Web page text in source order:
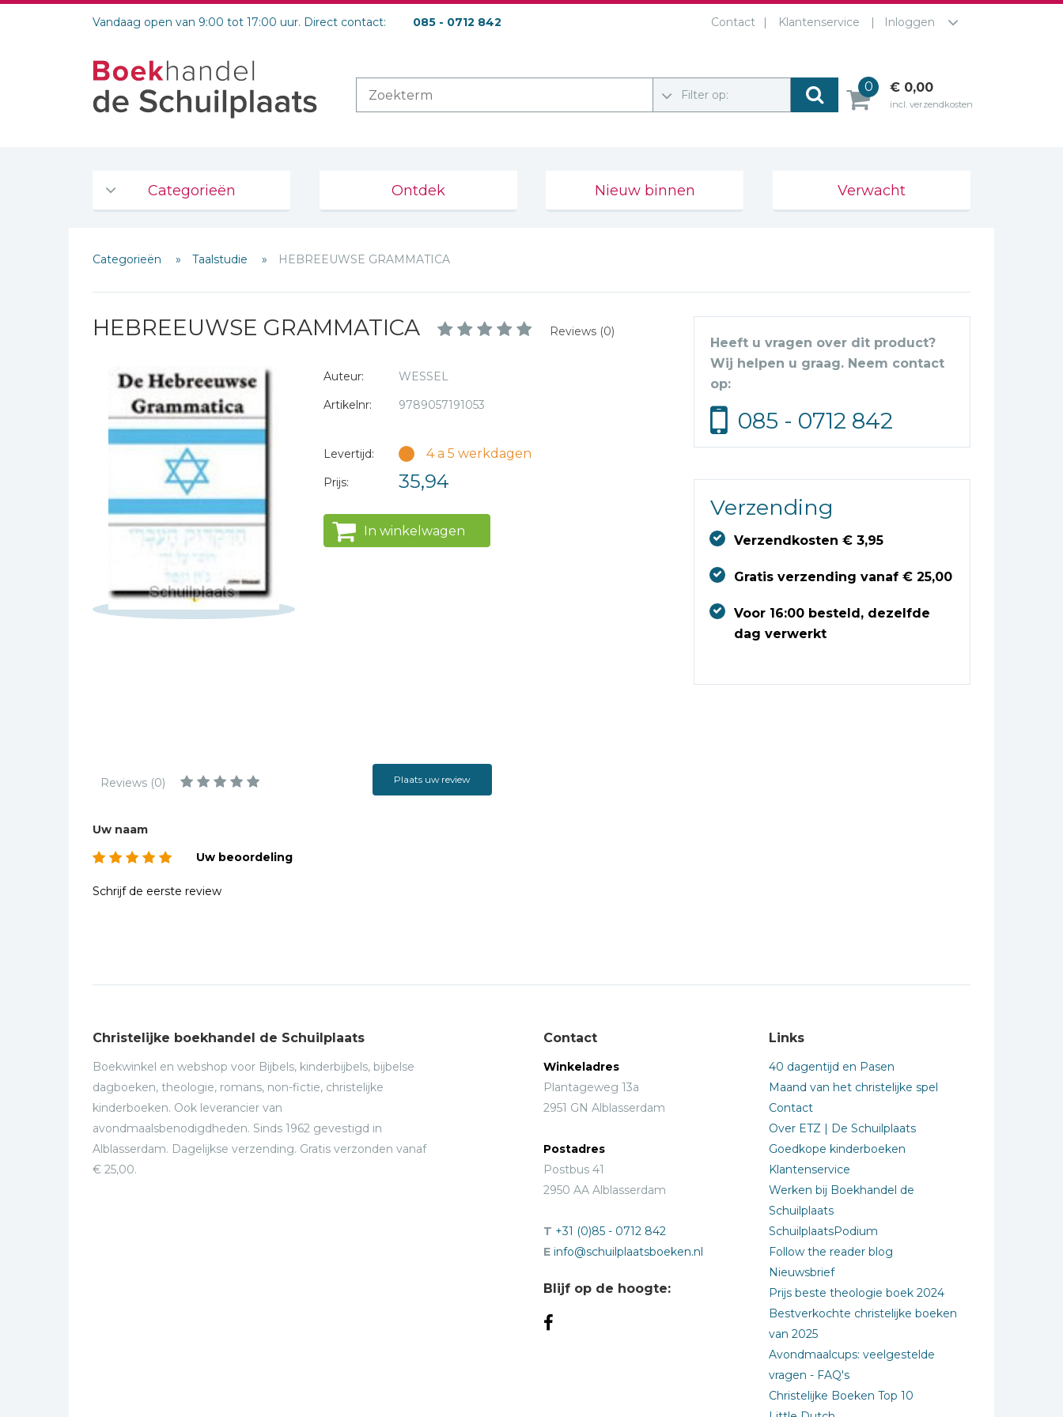
Vandaag open van 9:00 tot 17:00 uur. Direct contact: 085 - 0712 842 Contact Klantenservice Inloggen
Filter op:
0 € 0,00
incl. verzendkosten
Categorieën
De Bijbel
Bijbelse Dagboeken 2026
Bijbelstudie groepen
Languages
Bijbelstudie
Geloof, duurzaamheid
en mileu
Benodigdheden voor
Christelijke spellen
Christelijke stripboeken
Eten en koken
Evangelisatiemateriaal
Geschiedenis
Management &
Politiek
Regio | Alblasserwaard
Romans
Ontdek Nieuw binnen Verwacht
Categorieën Taalstudie HEBREEUWSE GRAMMATICA
HEBREEUWSE GRAMMATICA Reviews (0)
Auteur:
WESSEL
Artikelnr:
9789057191053
Levertijd: 4 a 5 werkdagen
Prijs: 35,94
In winkelwagen
Heeft u vragen over dit product?
Wij helpen u graag. Neem contact
op:
085 - 0712 842
Verzending
Verzendkosten € 3,95
Gratis verzending vanaf € 25,00
Voor 16:00 besteld, dezelfde
dag verwerkt
Reviews (0) Plaats uw review
Schrijf hieronder je review!
Sterren
E-mail *
Bericht *
Uw naam
Uw beoordeling
Schrijf de eerste review
Christelijke boekhandel de Schuilplaats
Boekwinkel en webshop voor Bijbels, kinderbijbels, bijbelse
dagboeken, theologie, romans, non-fictie, christelijke
kinderboeken. Ook leverancier van
avondmaalsbenodigdheden. Sinds 1962 gevestigd in
Alblasserdam. Dagelijkse verzending. Gratis verzonden vanaf
€ 25,00.
Contact
Winkeladres
Plantageweg 13a
2951 GN Alblasserdam
Postadres
Postbus 41
2950 AA Alblasserdam
T +31 (0)85 - 0712 842
E info@schuilplaatsboeken.nl
Blijf op de hoogte:
Links
40 dagentijd en Pasen
Maand van het christelijke spel
Contact
Over ETZ | De Schuilplaats
Goedkope kinderboeken
Klantenservice
Werken bij Boekhandel de
Schuilplaats
SchuilplaatsPodium
Follow the reader blog
Nieuwsbrief
Prijs beste theologie boek 2024
Bestverkochte christelijke boeken
van 2025
Avondmaalcups: veelgestelde
vragen - FAQ's
Christelijke Boeken Top 10